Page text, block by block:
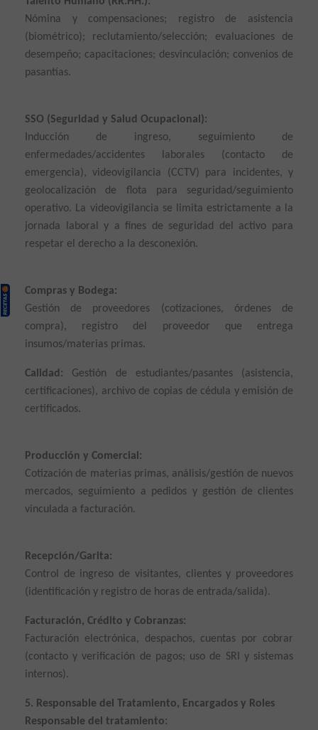
Nómina y compensaciones; registro de asistencia
(biométrico); reclutamiento/selección; evaluaciones de
desempeño; capacitaciones; desvinculación; convenios de
pasantías.
SSO (Seguridad y Salud Ocupacional):
Inducción de ingreso, seguimiento de
enfermedades/accidentes laborales (contacto de
emergencia), videovigilancia (CCTV) para incidentes, y
geolocalización de flota para seguridad/seguimiento
operativo. La videovigilancia se limita estrictamente a la
jornada laboral y a fines de seguridad del activo para
respetar el derecho a la desconexión.
Compras y Bodega:
Gestión de proveedores (cotizaciones, órdenes de
compra), registro del proveedor que entrega
insumos/materias primas.
Calidad: Gestión de estudiantes/pasantes (asistencia,
certificaciones), archivo de copias de cédula y emisión de
certificados.
Producción y Comercial:
Cotización de materias primas, análisis/gestión de nuevos
mercados, seguimiento a pedidos y gestión de clientes
vinculada a facturación.
Recepción/Garita:
Control de ingreso de visitantes, clientes y proveedores
(identificación y registro de horas de entrada/salida).
Facturación, Crédito y Cobranzas:
Facturación electrónica, despachos, cuentas por cobrar
(contacto y verificación de pagos; uso de SRI y sistemas
internos).
5. Responsable del Tratamiento, Encargados y Roles
Responsable del tratamiento: